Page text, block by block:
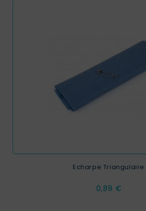
Echarpe Triangulaire
Prix
0,89 €